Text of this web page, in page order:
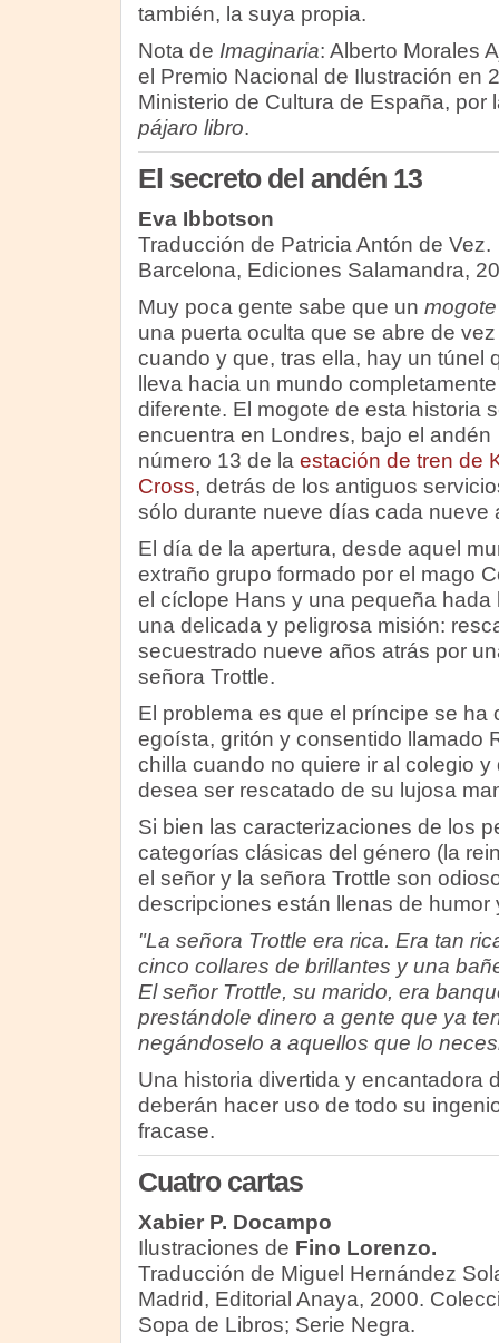
también, la suya propia.
Nota de Imaginaria: Alberto Morales
el Premio Nacional de Ilustración en
Ministerio de Cultura de España,
pájaro libro.
El secreto del andén 13
Eva Ibbotson
Traducción de Patricia Antón de Vez.
Barcelona, Ediciones Salamandra,
Muy poca gente sabe que un mogote
una puerta oculta que se abre de
cuando y que, tras ella, hay un túnel
lleva hacia un mundo completamente
diferente. El mogote de esta historia
encuentra en Londres, bajo el andén
número 13 de la estación de tren de
Cross, detrás de los antiguos
sólo durante nueve días cada nueve
El día de la apertura, desde aquel
extraño grupo formado por el mago
el cíclope Hans y una pequeña hada
una delicada y peligrosa misión:
secuestrado nueve años atrás por
señora Trottle.
El problema es que el príncipe se ha
egoísta, gritón y consentido llamado
chilla cuando no quiere ir al colegio
desea ser rescatado de su lujosa
Si bien las caracterizaciones de los
categorías clásicas del género (la
el señor y la señora Trottle son
descripciones están llenas de humor
"La señora Trottle era rica. Era tan
cinco collares de brillantes y una
El señor Trottle, su marido, era
prestándole dinero a gente que ya
negándoselo a aquellos que lo
Una historia divertida y encantadora
deberán hacer uso de todo su
fracase.
Cuatro cartas
Xabier P. Docampo
Ilustraciones de Fino Lorenzo.
Traducción de Miguel Hernández
Madrid, Editorial Anaya, 2000.
Sopa de Libros; Serie Negra.